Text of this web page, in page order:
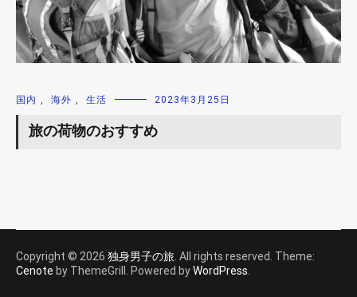
国内 , 海外 , 生活 2023年3月25日
旅の荷物のおすすめ
Copyright © 2026 独身男子の旅 . All rights reserved. Theme:
Cenote by ThemeGrill. Powered byWordPress